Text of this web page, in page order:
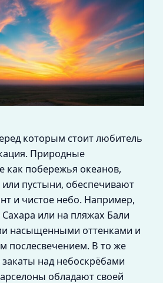
которым стоит любитель
Природные
как побережья океанов,
пустыни, обеспечивают
и чистое небо. Например,
или на пляжах Бали
насыщенными оттенками и
послесвечением. В то же
над небоскрёбами
обладают своей